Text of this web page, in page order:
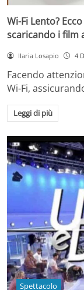
Wi-Fi Lento?
scaricando i film
Ilaria Losapio 4
Facendo
Wi-Fi,
Leggi di più
Spettacolo